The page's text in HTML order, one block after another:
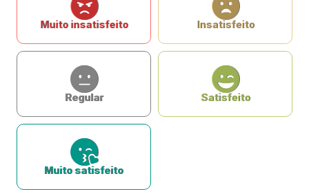
Muito insatisfeito Insatisfeito
Regular Satisfeito
Muito satisfeito